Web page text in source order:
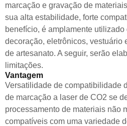
marcação e gravação de
sua alta estabilidade, forte
benefício, é amplamente utilizado
decoração, eletrônicos, vestuário
de artesanato. A seguir, serão
limitações.
Vantagem
Versatilidade de compatibilidade
de marcação a laser de CO2 se
processamento de materiais não
compatíveis com uma variedade